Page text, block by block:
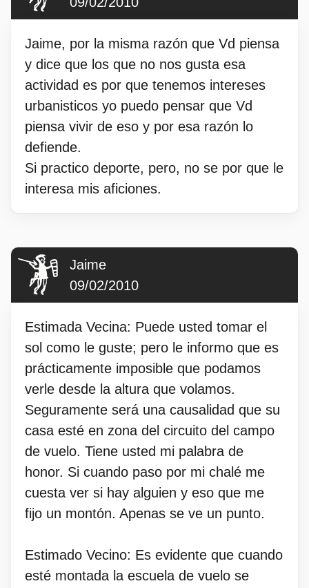
Jaime, por la misma razón que Vd piensa
y dice que los que no nos gusta esa
actividad es por que tenemos intereses
urbanisticos yo puedo pensar que Vd
piensa vivir de eso y por esa razón lo
defiende.
Si practico deporte, pero, no se por que le
interesa mis aficiones.
Jaime
09/02/2010
Estimada Vecina: Puede usted tomar el
sol como le guste; pero le informo que es
prácticamente imposible que podamos
verle desde la altura que volamos.
Seguramente será una causalidad que su
casa esté en zona del circuito del campo
de vuelo. Tiene usted mi palabra de
honor. Si cuando paso por mi chalé me
cuesta ver si hay alguien y eso que me
fijo un montón. Apenas se ve un punto.
Estimado Vecino: Es evidente que cuando
esté montada la escuela de vuelo se